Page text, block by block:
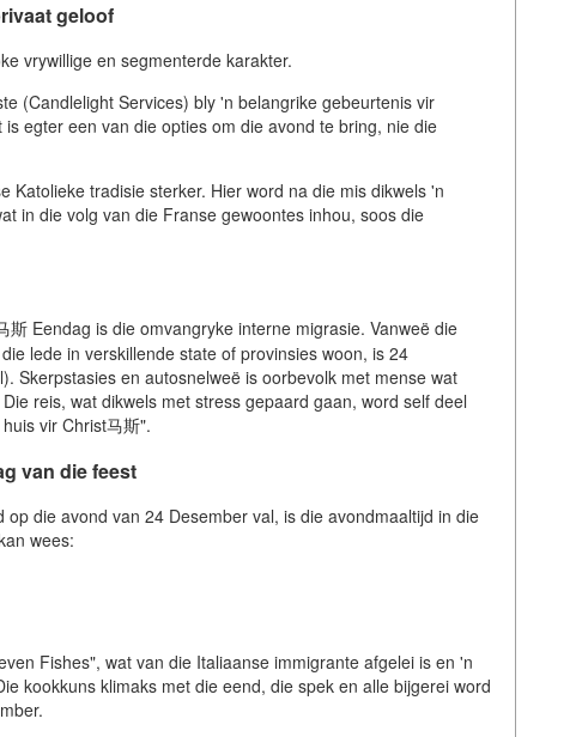
geloof
vrywillige en segmenterde karakter.
(Candlelight Services) bly 'n belangrike gebeurtenis vir
egter een van die opties om die avond te bring, nie die
Katolieke tradisie sterker. Hier word na die mis dikwels 'n
in die volg van die Franse gewoontes inhou, soos die
Eendag is die omvangryke interne migrasie. Vanweë die
lede in verskillende state of provinsies woon, is 24
Skerpstasies en autosnelweë is oorbevolk met mense wat
reis, wat dikwels met stress gepaard gaan, word self deel
vir Christ马斯".
van die feest
die avond van 24 Desember val, is die avondmaaltijd in die
wees:
Fishes", wat van die Italiaanse immigrante afgelei is en 'n
kookkuns klimaks met die eend, die spek en alle bijgerei word